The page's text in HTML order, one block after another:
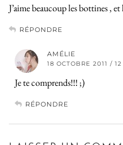
J’aime beaucoup les bottines ,
RÉPONDRE
AMÉLIE
18 OCTOBRE 2011 /
Je te comprends!!! ;)
RÉPONDRE